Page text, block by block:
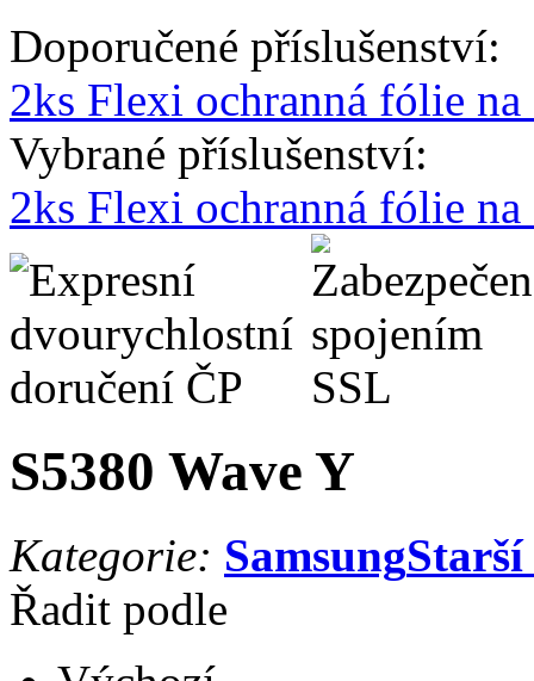
Doporučené příslušenství:
2ks Flexi ochranná fólie
Vybrané příslušenství:
2ks Flexi ochranná fólie
S5380 Wave Y
Kategorie: Samsung
Řadit podle